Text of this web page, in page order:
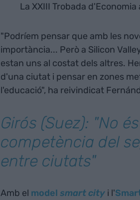
La XXIII Trobada
"Podríem pensar que amb les
importància... Però a Silicon
estan uns al costat dels altres.
d'una ciutat i pensar en zones
l'educació", ha reivindicat
Girós (Suez): "No
competència del
entre ciutats"
Amb el model smart city i l'